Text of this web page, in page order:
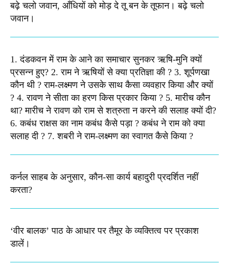
बढ़े चलो जवान, आँधियों को मोड़ दे तू बन के तूफान। बढ़े चलो
जवान। ​
1. दंडकवन में राम के आने का समाचार सुनकर ऋषि-मुनि क्यों
प्रसन्न हुए? 2. राम ने ऋषियों से क्या प्रतिज्ञा की ? 3. शूर्पणखा
कौन थी ? राम-लक्ष्मण ने उसके साथ कैसा व्यवहार किया और क्यों
? 4. रावण ने सीता का हरण किस प्रकार किया ? 5. मारीच कौन
था? मारीच ने रावण को राम से शत्रुता न करने की सलाह क्यों दी?
6. कबंध राक्षस का नाम कबंध कैसे पड़ा ? कबंध ने राम को क्या
सलाह दी ? 7. शबरी ने राम-लक्ष्मण का स्वागत कैसे किया ?
कर्नल साहब के अनुसार, कौन-सा कार्य बहादुरी प्रदर्शित नहीं
करता?
‘वीर बालक’ पाठ के आधार पर तैमूर के व्यक्तित्व पर प्रकाश
डालें।